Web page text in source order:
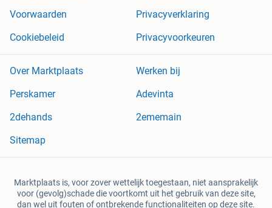
Voorwaarden
Privacyverklaring
Cookiebeleid
Privacyvoorkeuren
Over Marktplaats
Werken bij
Perskamer
Adevinta
2dehands
2ememain
Sitemap
Marktplaats is, voor zover wettelijk toegestaan, niet aansprakelijk
voor (gevolg)schade die voortkomt uit het gebruik van deze site,
dan wel uit fouten of ontbrekende functionaliteiten op deze site.